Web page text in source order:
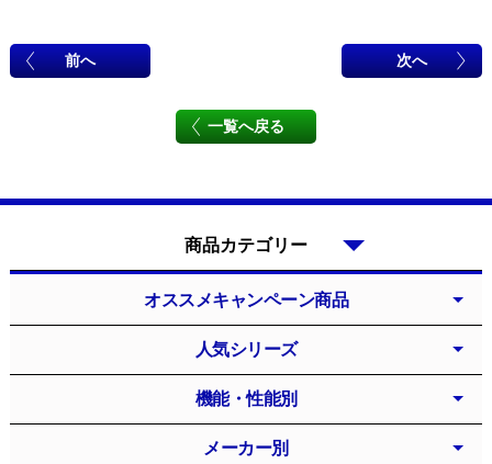
前へ 次へ
一覧へ戻る
オススメキャンペーン商品
人気シリーズ
機能・性能別
メーカー別
商品カテゴリー